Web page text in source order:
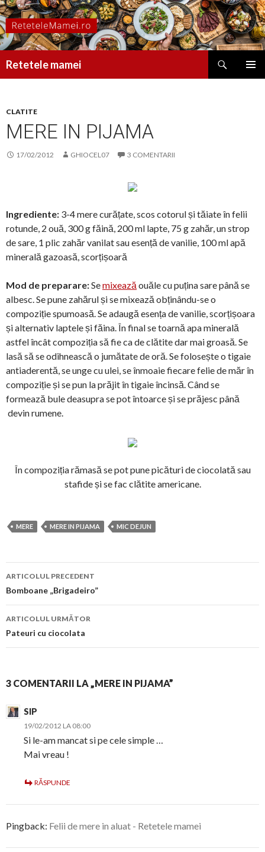
Retetele mamei
CLATITE
MERE IN PIJAMA
17/02/2012 GHIOCEL07 3 COMENTARII
Ingrediente: 3-4 mere curățate, scos cotorul și tăiate în felii
rotunde, 2 ouă, 300 g făină, 200 ml lapte, 75 g zahăr, un strop
de sare, 1 plic zahăr vanilat sau esență de vanilie, 100 ml apă
minerală gazoasă, scorțișoară
Mod de preparare:Semixează ouăle cu puțina sare până se
albesc. Se pune zahărul și se mixează obținându-se o
compoziție spumoasă. Se adaugă esența de vanilie, scorțișoara
și alternativ laptele și făina. În final se toarnă apa minerală
astfel încât compoziția să fie ca de clătite dar mai groasă. Se
lasă să se odihnească o jumătate de oră. Se folosește o tigaie
antiaderentă, se unge cu ulei, se înmoaie fiecare felie de măr în
compoziție și se pun la prăjit în tigaie încinsă. Când se
formează bule deasupra se pot întoarce și se prăjesc până
devin rumene.
În compoziția rămasă se pot pune picături de ciocolată sau
stafide și se fac clătite americane.
MERE MERE IN PIJAMA MIC DEJUN
Navigare
în
articol
ARTICOLUL PRECEDENT
Bomboane „Brigadeiro”
ARTICOLUL URMĂTOR
Pateuri cu ciocolata
3 COMENTARII LA „MERE IN PIJAMA”
SIP
19/02/2012 LA 08:00
Si le-am mancat si pe cele simple …
Mai vreau !
RĂSPUNDE
Pingback: Felii de mere in aluat - Retetele mamei